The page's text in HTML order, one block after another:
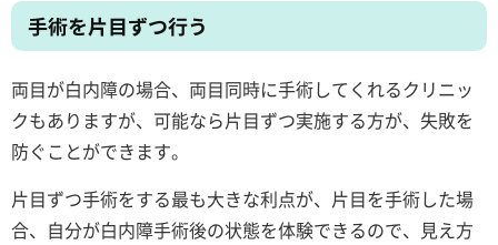
手術を片目ずつ行う
両目が白内障の場合、両目同時に手術してくれるクリニッ
クもありますが、可能なら片目ずつ実施する方が、失敗を
防ぐことができます。
片目ずつ手術をする最も大きな利点が、片目を手術した場
合、自分が白内障手術後の状態を体験できるので、見え方